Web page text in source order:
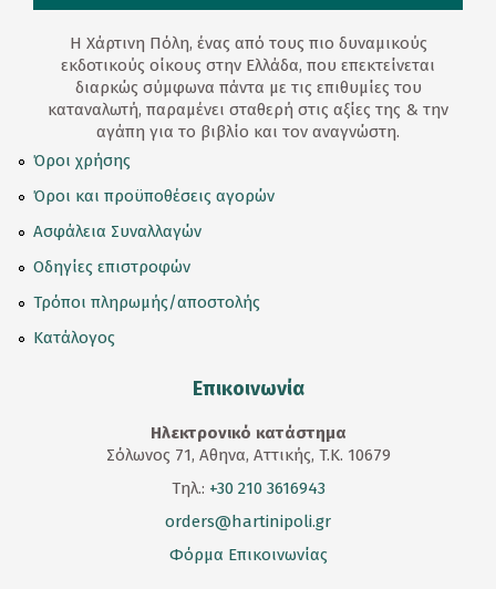
Η Χάρτινη Πόλη, ένας από τους πιο δυναμικούς
εκδοτικούς οίκους στην Ελλάδα, που επεκτείνεται
διαρκώς σύμφωνα πάντα με τις επιθυμίες του
καταναλωτή, παραμένει σταθερή στις αξίες της & την
αγάπη για το βιβλίο και τον αναγνώστη.
Όροι χρήσης
Όροι και προϋποθέσεις αγορών
Ασφάλεια Συναλλαγών
Οδηγίες επιστροφών
Τρόποι πληρωμής/αποστολής
Κατάλογος
Επικοινωνία
Ηλεκτρονικό κατάστημα
Σόλωνος 71, Αθηνα, Αττικής, T.K. 10679
Τηλ.: +30 210 3616943
orders@hartinipoli.gr
Φόρμα Επικοινωνίας